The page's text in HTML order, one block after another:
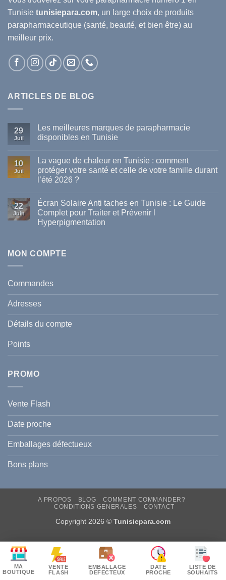
Tunisie tunisiepara.com, un large choix de produits
parapharmaceutique (santé, beauté, et bien être) au
meilleur prix.
ARTICLES DE BLOG
29
Juil
Les meilleures marques de parapharmacie
disponibles en Tunisie
sur
meilleures
marques
disponibles
en
Tunisie
10
Juil
La vague de chaleur en Tunisie : comment
protéger votre santé et celle de votre famille durant
l’été 2026 ?
sur
La
vague
de
comment
et
celle
de
votre
famille
durant
l’été
2026
?
22
Juin
Écran Solaire Anti taches en Tunisie : Le Guide
Complet pour Traiter et Prévenir l
Hyperpigmentation
Écran
Solaire
Tunisie
Guide
Traiter
Prévenir
MON COMPTE
Commandes
Adresses
Détails du compte
Points
PROMO
Vente Flash
Date proche
Emballages défectueux
Bons plans
A PROPOS BLOG
COMMENT COMMANDER?
CONDITIONS GENERALES
CONTACT
Copyright 2026 © Tunisiepara.com
MA
BOUTIQUE
VENTE
FLASH
EMBALLAGE
DEFECTEUX
DATE
PROCHE
LISTE DE
SOUHAITS